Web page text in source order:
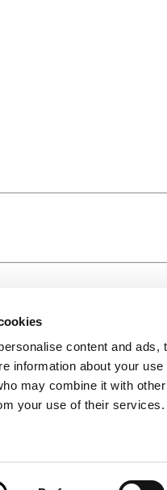
content and
information about your
may combine it with
your use of their services.